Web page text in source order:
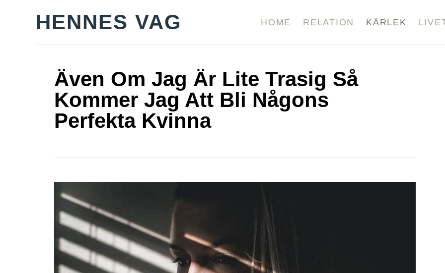
HENNES VAG HOME RELATION KÄRLEK
Även Om Jag Är Lite Trasig Så
Kommer Jag Att Bli Någons
Perfekta Kvinna